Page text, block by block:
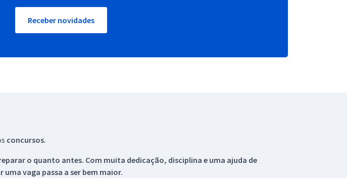
Receber novidades
concursos.
o quanto antes. Com muita dedicação, disciplina e uma ajuda de
vaga passa a ser bem maior.